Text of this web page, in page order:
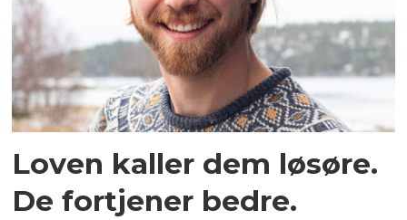
Loven kaller dem løsøre.
De fortjener bedre.